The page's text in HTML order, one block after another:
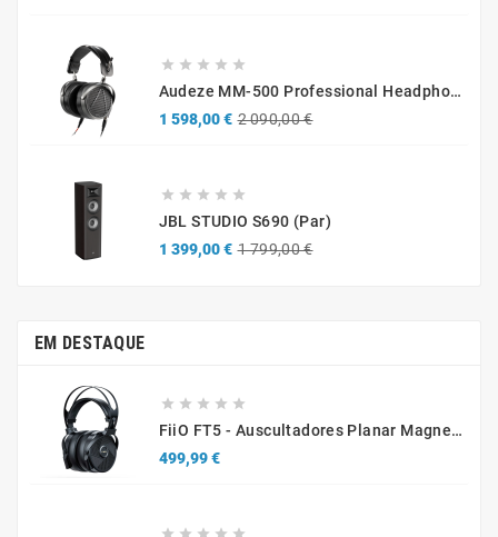
    
Audeze MM-500 Professional Headphones
1 598,00 € 2 090,00 €
    
JBL STUDIO S690 (par)
1 399,00 € 1 799,00 €
EM DESTAQUE
    
FiiO FT5 - Auscultadores Planar Magnetic Over Hear Abertos
499,99 €Preço
    